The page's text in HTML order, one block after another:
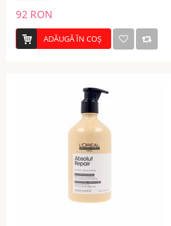
92 RON
ADĂUGĂ ÎN COŞ